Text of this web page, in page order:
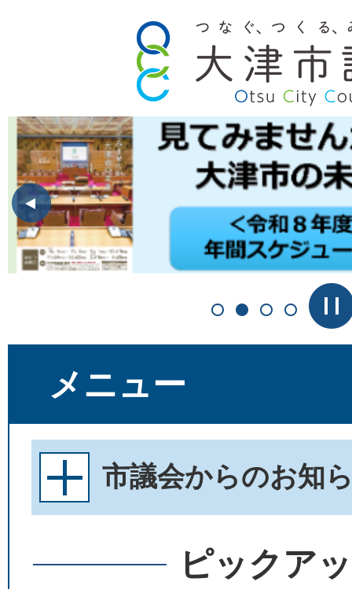
前のスライドを表示
1枚目のスライドを表示
2枚目のスライドを表
3枚目のスライ
4枚目のス
メニュー
市議会からのお知
ピックア